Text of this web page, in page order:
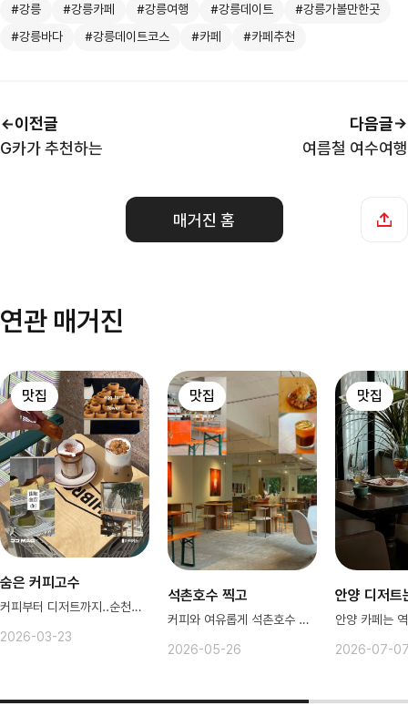
#강릉 #강릉카페 #강릉여행 #강릉데이트
#강릉가볼만한곳
#강릉바다
#강릉데이트코스 #카페 #카페추천
이전글
G카가 추천하는
여름철 여수여행
다음글
매거진 홈
연관 매거진
맛집
숨은 커피고수
커피부터 디저트까지..순천은 천국이래
2026-03-23
맛집
석촌호수 찍고
커피와 여유롭게 석촌호수 산책~
2026-05-26
맛집
안양 디저트
2026-07-